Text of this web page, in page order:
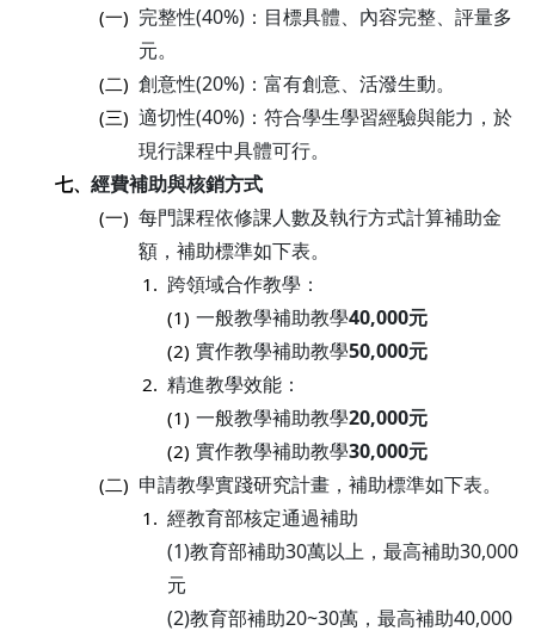
(一) 完整性(40%)：目標具體、內容完整、評量多
元。
(二) 創意性(20%)：富有創意、活潑生動。
(三) 適切性(40%)：符合學生學習經驗與能力，於
現行課程中具體可行。
七、 經費補助與核銷方式
(一) 每門課程依修課人數及執行方式計算補助金
額，補助標準如下表。
1. 跨領域合作教學：
(1) 一般教學補助教學40,000元
(2) 實作教學補助教學50,000元
2. 精進教學效能：
(1) 一般教學補助教學20,000元
(2) 實作教學補助教學30,000元
(二) 申請教學實踐研究計畫，補助標準如下表。
1. 經教育部核定通過補助
(1)教育部補助30萬以上，最高補助30,000
元
(2)教育部補助20~30萬，最高補助40,000